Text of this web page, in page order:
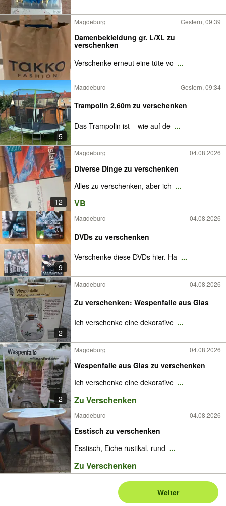
Magdeburg Gestern, 09:39
Damenbekleidung gr. L/XL zu
verschenken
Verschenke erneut eine tüte vo ...
5
Magdeburg Gestern, 09:34
Trampolin 2,60m zu verschenken
Das Trampolin ist – wie auf de ...
12
Magdeburg 04.08.2026
Diverse Dinge zu verschenken
Alles zu verschenken, aber ich ...
VB
9
Magdeburg 04.08.2026
DVDs zu verschenken
Verschenke diese DVDs hier. Ha ...
2
Magdeburg 04.08.2026
Zu verschenken: Wespenfalle aus Glas
Ich verschenke eine dekorative ...
2
Magdeburg 04.08.2026
Wespenfalle aus Glas zu verschenken
Ich verschenke eine dekorative ...
Zu Verschenken
Magdeburg 04.08.2026
Esstisch zu verschenken
Esstisch, Eiche rustikal, rund ...
Zu Verschenken
Weiter